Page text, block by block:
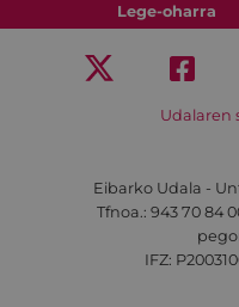
Lege-oharra
Udalaren
Eibarko Udala -
Tfnoa.: 943 70 84
IFZ: